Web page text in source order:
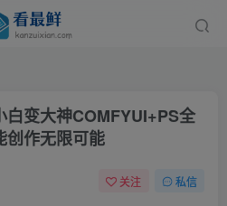
变大神COMFYUI+PS全
创作无限可能
关注 私信